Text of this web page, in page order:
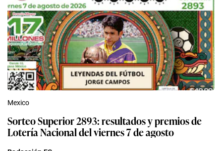
Mexico
Sorteo Superior 2893: resultados y premios de
Lotería Nacional del viernes 7 de agosto